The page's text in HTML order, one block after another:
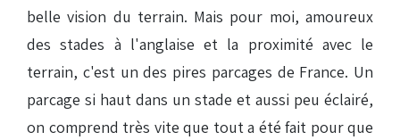
belle vision du terrain. Mais pour moi, amoureux
des stades à l'anglaise et la proximité avec le
terrain, c'est un des pires parcages de France. Un
parcage si haut dans un stade et aussi peu éclairé,
on comprend très vite que tout a été fait pour que